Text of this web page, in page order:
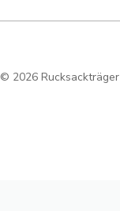
© 2026 Rucksackträger